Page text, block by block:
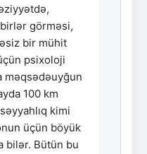
görməsi,
bir mühit
psixoloji
məqsədəuyğun
100 km
kimi
üçün böyük
bilər. Bütün bu